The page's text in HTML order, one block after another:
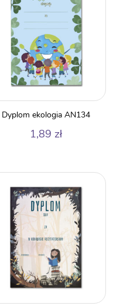
Dyplom ekologia AN134
1,89 zł